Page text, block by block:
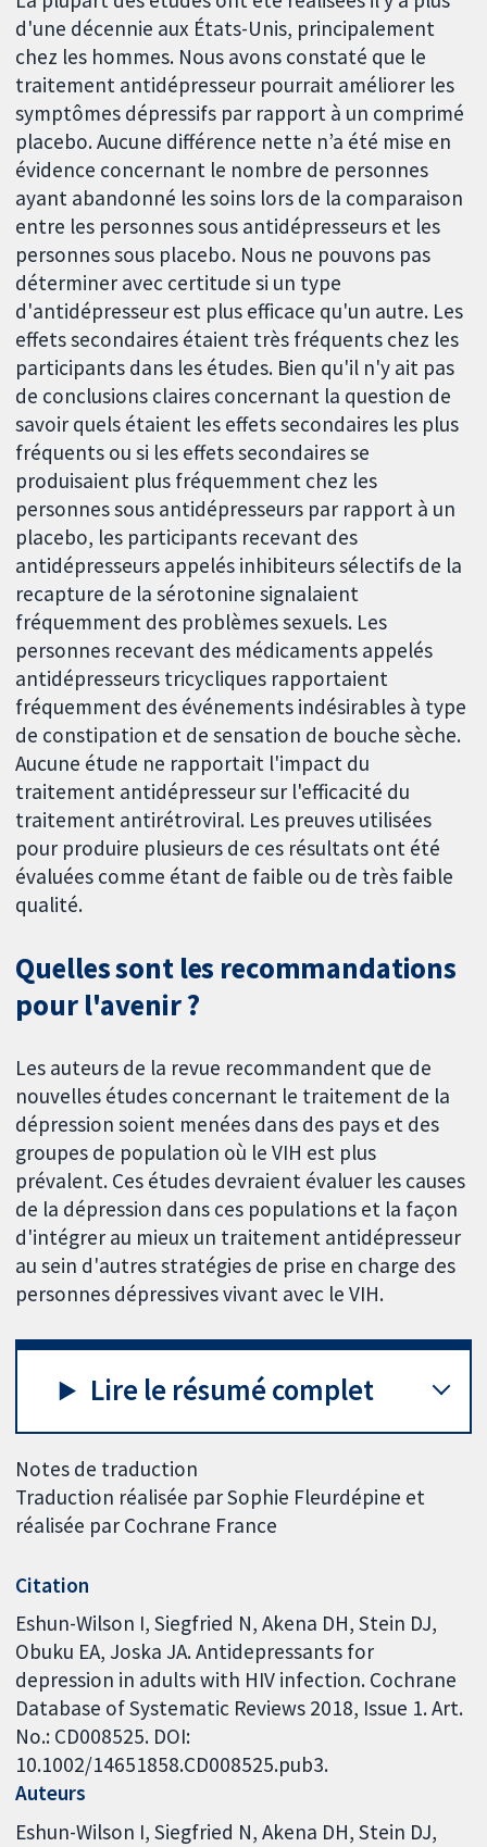
d'une décennie aux États-Unis, principalement
chez les hommes. Nous avons constaté que le
traitement antidépresseur pourrait améliorer les
symptômes dépressifs par rapport à un comprimé
placebo. Aucune différence nette n’a été mise en
évidence concernant le nombre de personnes
ayant abandonné les soins lors de la comparaison
entre les personnes sous antidépresseurs et les
personnes sous placebo. Nous ne pouvons pas
déterminer avec certitude si un type
d'antidépresseur est plus efficace qu'un autre. Les
effets secondaires étaient très fréquents chez les
participants dans les études. Bien qu'il n'y ait pas
de conclusions claires concernant la question de
savoir quels étaient les effets secondaires les plus
fréquents ou si les effets secondaires se
produisaient plus fréquemment chez les
personnes sous antidépresseurs par rapport à un
placebo, les participants recevant des
antidépresseurs appelés inhibiteurs sélectifs de la
recapture de la sérotonine signalaient
fréquemment des problèmes sexuels. Les
personnes recevant des médicaments appelés
antidépresseurs tricycliques rapportaient
fréquemment des événements indésirables à type
de constipation et de sensation de bouche sèche.
Aucune étude ne rapportait l'impact du
traitement antidépresseur sur l'efficacité du
traitement antirétroviral. Les preuves utilisées
pour produire plusieurs de ces résultats ont été
évaluées comme étant de faible ou de très faible
qualité.
Quelles sont les recommandations
pour l'avenir ?
Les auteurs de la revue recommandent que de
nouvelles études concernant le traitement de la
dépression soient menées dans des pays et des
groupes de population où le VIH est plus
prévalent. Ces études devraient évaluer les causes
de la dépression dans ces populations et la façon
d'intégrer au mieux un traitement antidépresseur
au sein d'autres stratégies de prise en charge des
personnes dépressives vivant avec le VIH.
Lire le résumé complet
Notes de traduction
Traduction réalisée par Sophie Fleurdépine et
réalisée par Cochrane France
Citation
Eshun-Wilson I, Siegfried N, Akena DH, Stein DJ,
Obuku EA, Joska JA. Antidepressants for
depression in adults with HIV infection. Cochrane
Database of Systematic Reviews 2018, Issue 1. Art.
No.: CD008525. DOI:
10.1002/14651858.CD008525.pub3.
Auteurs
Eshun-Wilson I Siegfried N Akena DH Stein DJ